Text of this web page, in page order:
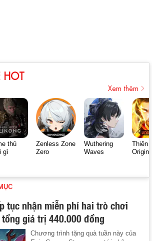
HOT
Xem thêm
thủ
gì
Zenless Zone
Zero
Wuthering
Waves
Thiên
Origin
tục nhận miễn phí hai trò chơi
giá trị 440.000 đồng
Chương trình tặng quà tuần này của